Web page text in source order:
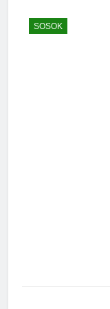
SOSOK